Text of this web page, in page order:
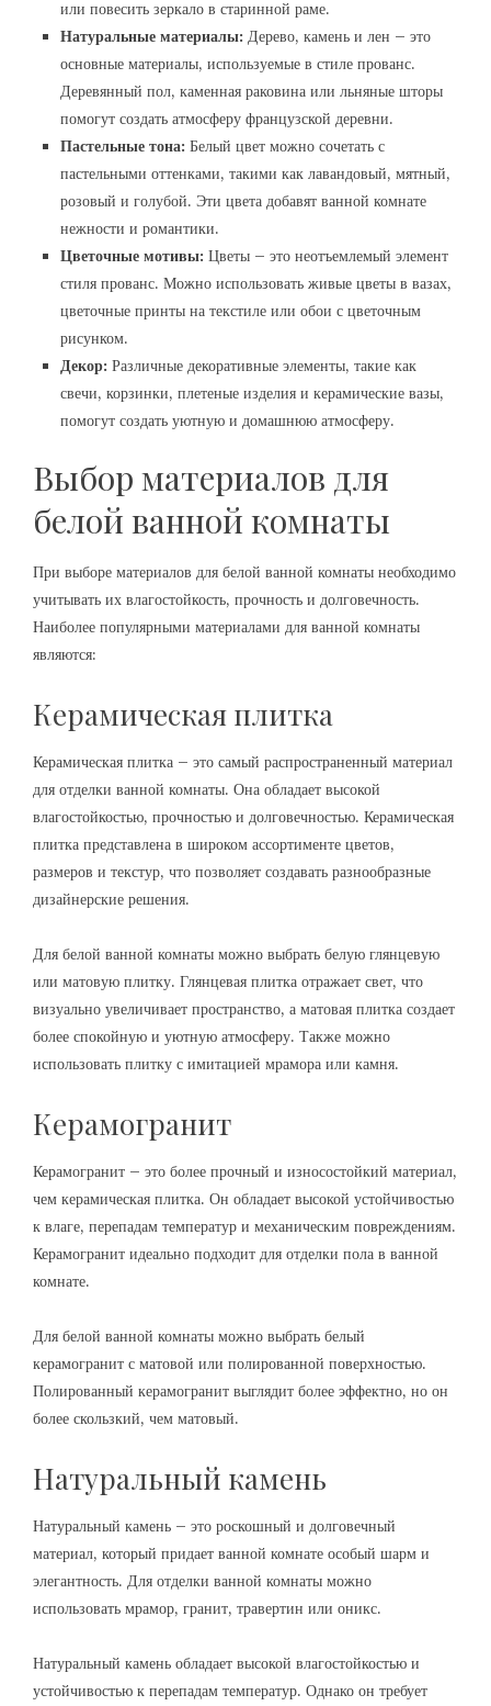
или повесить зеркало в старинной раме.
Натуральные материалы: Дерево, камень и лен – это
основные материалы, используемые в стиле прованс.
Деревянный пол, каменная раковина или льняные шторы
помогут создать атмосферу французской деревни.
Пастельные тона: Белый цвет можно сочетать с
пастельными оттенками, такими как лавандовый, мятный,
розовый и голубой. Эти цвета добавят ванной комнате
нежности и романтики.
Цветочные мотивы: Цветы – это неотъемлемый элемент
стиля прованс. Можно использовать живые цветы в вазах,
цветочные принты на текстиле или обои с цветочным
рисунком.
Декор: Различные декоративные элементы, такие как
свечи, корзинки, плетеные изделия и керамические вазы,
помогут создать уютную и домашнюю атмосферу.
Выбор материалов для
белой ванной комнаты
При выборе материалов для белой ванной комнаты необходимо
учитывать их влагостойкость, прочность и долговечность.
Наиболее популярными материалами для ванной комнаты
являются:
Керамическая плитка
Керамическая плитка – это самый распространенный материал
для отделки ванной комнаты. Она обладает высокой
влагостойкостью, прочностью и долговечностью. Керамическая
плитка представлена в широком ассортименте цветов,
размеров и текстур, что позволяет создавать разнообразные
дизайнерские решения.
Для белой ванной комнаты можно выбрать белую глянцевую
или матовую плитку. Глянцевая плитка отражает свет, что
визуально увеличивает пространство, а матовая плитка создает
более спокойную и уютную атмосферу. Также можно
использовать плитку с имитацией мрамора или камня.
Керамогранит
Керамогранит – это более прочный и износостойкий материал,
чем керамическая плитка. Он обладает высокой устойчивостью
к влаге, перепадам температур и механическим повреждениям.
Керамогранит идеально подходит для отделки пола в ванной
комнате.
Для белой ванной комнаты можно выбрать белый
керамогранит с матовой или полированной поверхностью.
Полированный керамогранит выглядит более эффектно, но он
более скользкий, чем матовый.
Натуральный камень
Натуральный камень – это роскошный и долговечный
материал, который придает ванной комнате особый шарм и
элегантность. Для отделки ванной комнаты можно
использовать мрамор, гранит, травертин или оникс.
Натуральный камень обладает высокой влагостойкостью и
устойчивостью к перепадам температур. Однако он требует